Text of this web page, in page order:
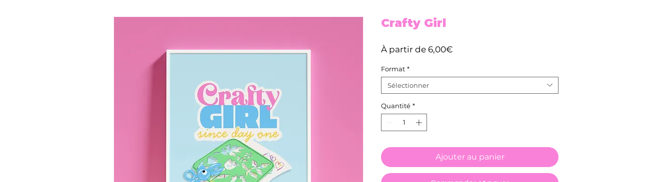
Crafty Girl
À partir de 6,00€
Format *
Sélectionner
Quantité *
Ajouter au panier